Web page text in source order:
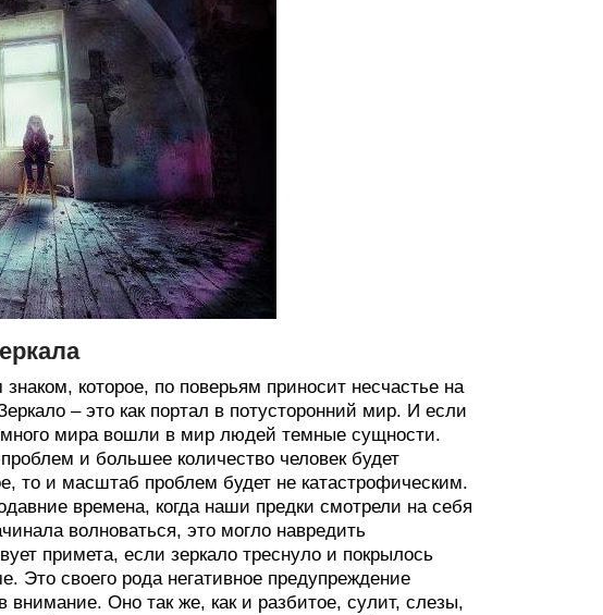
которое, по поверьям приносит несчастье на
– это как портал в потусторонний мир. И если
мира вошли в мир людей темные сущности.
и большее количество человек будет
то и масштаб проблем будет не катастрофическим.
времена, когда наши предки смотрели на себя
волноваться, это могло навредить
примета, если зеркало треснуло и покрылось
Это своего рода негативное предупреждение
Оно так же, как и разбитое, сулит, слезы,